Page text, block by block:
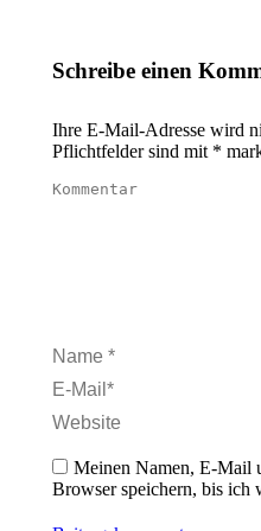
Schreibe einen
Ihre E-Mail-Adresse wird
Pflichtfelder sind mit *
Kommentar
Name *
E-Mail *
Website
Meinen Namen, E-Mail
Browser speichern, bis ich